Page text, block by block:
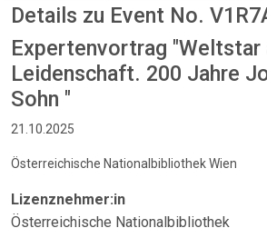
Details zu Event No.
Expertenvortrag "Weltstar
Leidenschaft. 200 Jahre
Sohn "
21.10.2025
Österreichische Nationalbibliothek Wien
Lizenznehmer:in
Österreichische Nationalbibliothek